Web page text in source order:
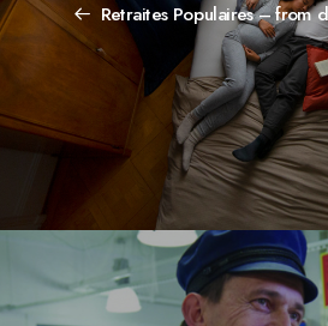
Retraites Populaires – from